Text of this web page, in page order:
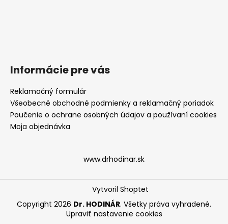
Informácie pre vás
Reklamačný formulár
Všeobecné obchodné podmienky a reklamačný poriadok
Poučenie o ochrane osobných údajov a používaní cookies
Moja objednávka
www.drhodinar.sk
Vytvoril Shoptet
Copyright 2026 Dr. HODINÁR. Všetky práva vyhradené.
Upraviť nastavenie cookies